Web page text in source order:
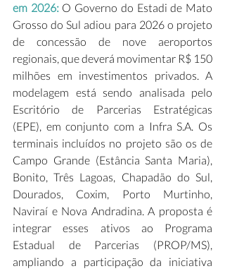
em 2026: O Governo do Estadi de Mato
Grosso do Sul adiou para 2026 o projeto
de concessão de nove aeroportos
regionais, que deverá movimentar R$ 150
milhões em investimentos privados. A
modelagem está sendo analisada pelo
Escritório de Parcerias Estratégicas
(EPE), em conjunto com a Infra S.A. Os
terminais incluídos no projeto são os de
Campo Grande (Estância Santa Maria),
Bonito, Três Lagoas, Chapadão do Sul,
Dourados, Coxim, Porto Murtinho,
Naviraí e Nova Andradina. A proposta é
integrar esses ativos ao Programa
Estadual de Parcerias (PROP/MS),
ampliando a participação da iniciativa